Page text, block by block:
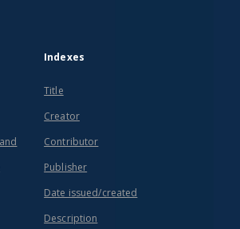
Indexes
Title
Creator
Contributor
Publisher
Date issued/created
Description